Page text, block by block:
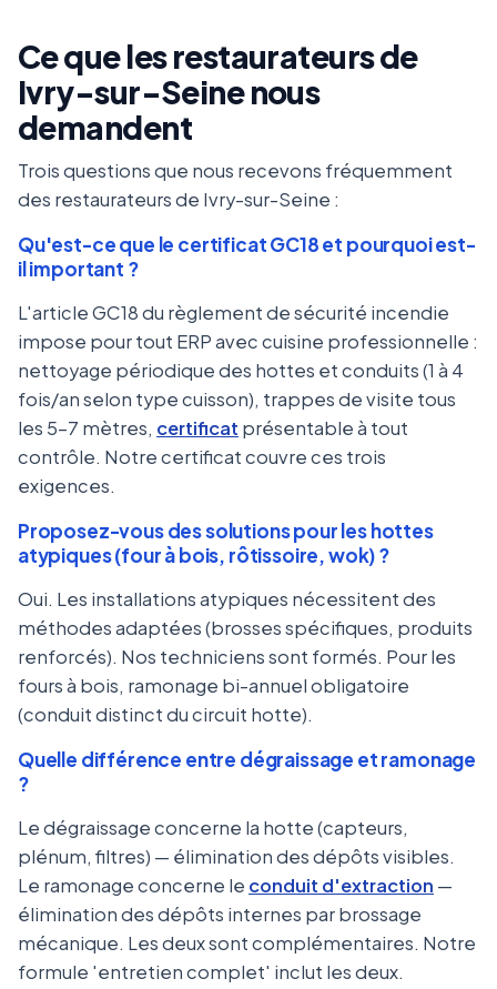
Ce que les restaurateurs de
Ivry-sur-Seine nous
demandent
Trois questions que nous recevons fréquemment
des restaurateurs de Ivry-sur-Seine :
Qu'est-ce que le certificat GC18 et pourquoi est-
il important ?
L'article GC18 du règlement de sécurité incendie
impose pour tout ERP avec cuisine professionnelle :
nettoyage périodique des hottes et conduits (1 à 4
fois/an selon type cuisson), trappes de visite tous
les 5-7 mètres, certificat présentable à tout
contrôle. Notre certificat couvre ces trois
exigences.
Proposez-vous des solutions pour les hottes
atypiques (four à bois, rôtissoire, wok) ?
Oui. Les installations atypiques nécessitent des
méthodes adaptées (brosses spécifiques, produits
renforcés). Nos techniciens sont formés. Pour les
fours à bois, ramonage bi-annuel obligatoire
(conduit distinct du circuit hotte).
Quelle différence entre dégraissage et ramonage
?
Le dégraissage concerne la hotte (capteurs,
plénum, filtres) — élimination des dépôts visibles.
Le ramonage concerne le conduit d'extraction —
élimination des dépôts internes par brossage
mécanique. Les deux sont complémentaires. Notre
formule 'entretien complet' inclut les deux.